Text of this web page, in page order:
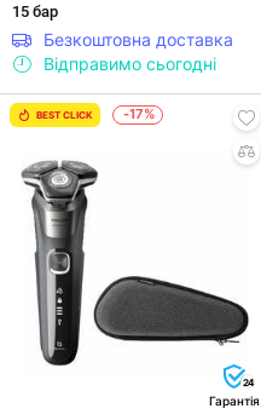
15 бар
Безкоштовна доставка
Відправимо сьогодні
BEST CLICK -17%
24
Гарантія